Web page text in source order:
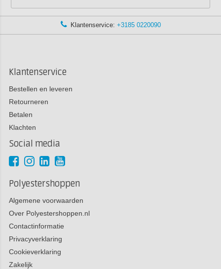
Klantenservice: +3185 0220090
Klantenservice
Bestellen en leveren
Retourneren
Betalen
Klachten
Social media
Polyestershoppen
Algemene voorwaarden
Over Polyestershoppen.nl
Contactinformatie
Privacyverklaring
Cookieverklaring
Zakelijk